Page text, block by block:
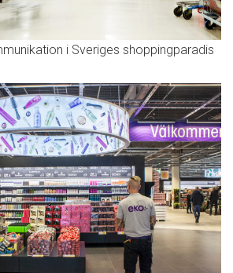
i Sveriges shoppingparadis